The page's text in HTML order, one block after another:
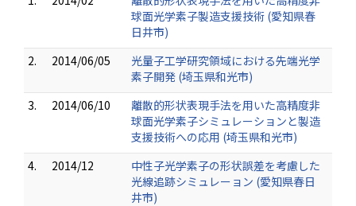
球面光学素子製造支援技術 (愛知県春
日井市)
2.
2014/06/05
光量子工学研究領域における先端光学
素子開発 (埼玉県和光市)
3.
2014/06/10
離散的形状表現手法を用いた高精度非
球面光学素子シミュレーションと製造
支援技術への応用 (埼玉県和光市)
4.
2014/12
中性子光学素子の形状誤差を考慮した
光線追跡シミュレーョン (愛知県春日
井市)